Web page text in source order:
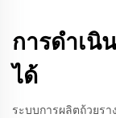
การดำเนิ
ได้
ระบบการผลิตถ้วยร